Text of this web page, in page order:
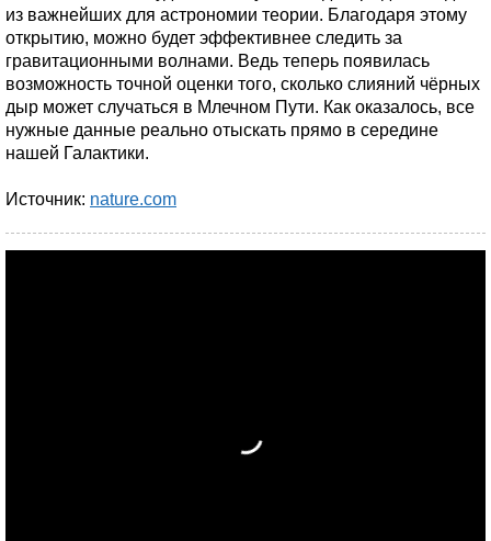
из важнейших для астрономии теории. Благодаря этому
открытию, можно будет эффективнее следить за
гравитационными волнами. Ведь теперь появилась
возможность точной оценки того, сколько слияний чёрных
дыр может случаться в Млечном Пути. Как оказалось, все
нужные данные реально отыскать прямо в середине
нашей Галактики.
Источник: nature.com